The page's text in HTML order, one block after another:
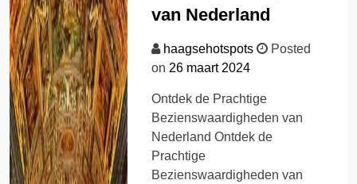
van Nederland
haagsehotspots
Posted
on26 maart 2024
Ontdek de Prachtige
Bezienswaardigheden van
Nederland Ontdek de
Prachtige
Bezienswaardigheden van